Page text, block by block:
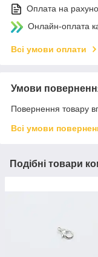
Оплата на
Онлайн-оплата
Всі умови оплати
Умови
Повернення товару
Всі умови
Подібні товари